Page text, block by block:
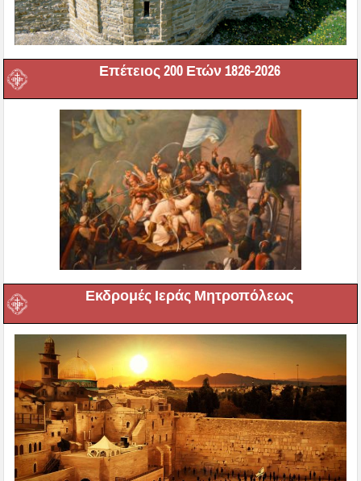
Επέτειος 200 Ετών 1826-2026
Εκδρομές Ιεράς Μητροπόλεως